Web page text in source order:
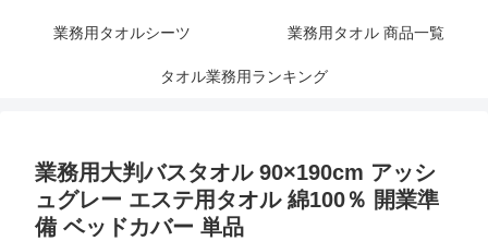
業務用タオルシーツ 業務用タオル 商品一覧
タオル業務用ランキング
業務用大判バスタオル 90×190cm アッシ
ュグレー エステ用タオル 綿100％ 開業準
備 ベッドカバー 単品